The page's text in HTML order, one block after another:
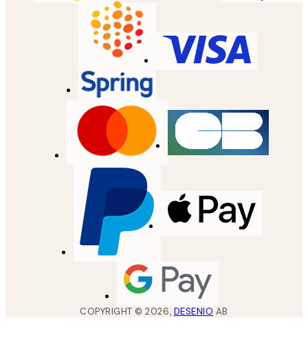
COPYRIGHT ©2026, DESENIO AB